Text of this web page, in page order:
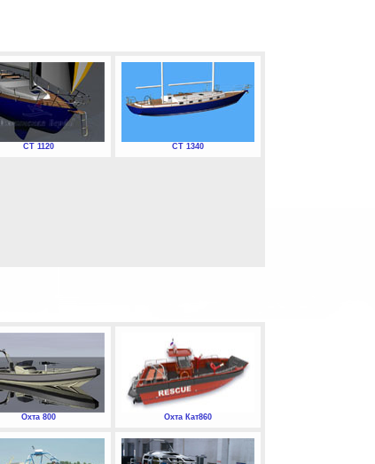
СТ 1120 СТ 1340
Охта 800 Охта Кат860